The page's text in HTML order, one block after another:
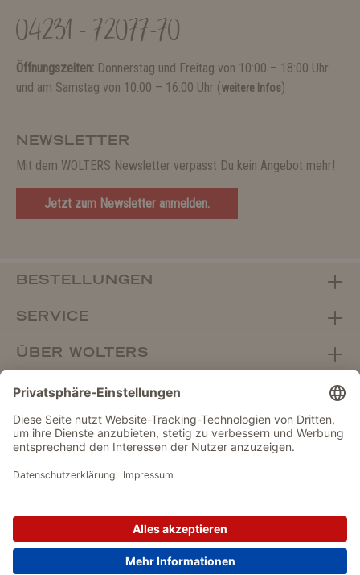
04231 - 72077-70
Öffnungszeiten: Donnerstag und Freitag von 10:00 – 18:00 Uhr
und am Samstag von 10:00 – 16:00 Uhr (weitere Infos)
NEWSLETTER
Mit dem WOLTERS Newsletter verpasst Du kein Angebot mehr!
Jetzt zum Newsletter anmelden.
BESTELLUNGEN
SERVICE
ÜBER WOLTERS
FACHHANDEL
Vertrag widerrufen
IMPRESSUM